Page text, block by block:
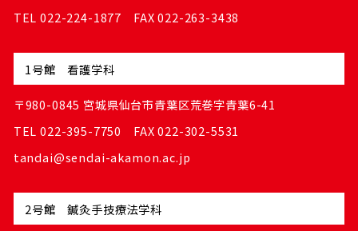
TEL 022-224-1877 FAX 022-263-3438
1号館 看護学科
〒980-0845 宮城県仙台市青葉区荒巻字青葉6-41
TEL 022-395-7750 FAX 022-302-5531
tandai@sendai-akamon.ac.jp
2号館 鍼灸手技療法学科